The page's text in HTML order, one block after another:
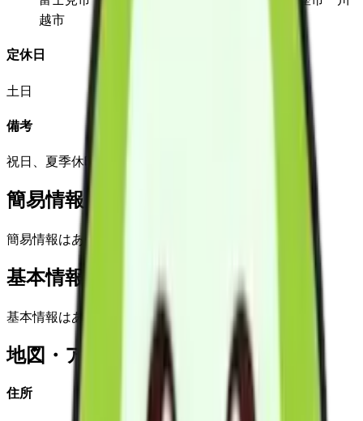
越市
定休日
土日
備考
祝日、夏季休暇、年末年始を除く
簡易情報
簡易情報はありません
基本情報(詳細)
基本情報はありません
地図・アクセス
住所